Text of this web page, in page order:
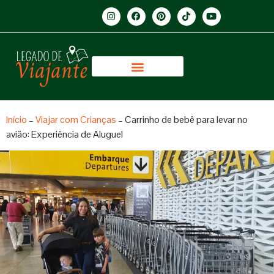
Início –Viajar com Crianças –Carrinho de bebê para levar no
avião: Experiência de Aluguel